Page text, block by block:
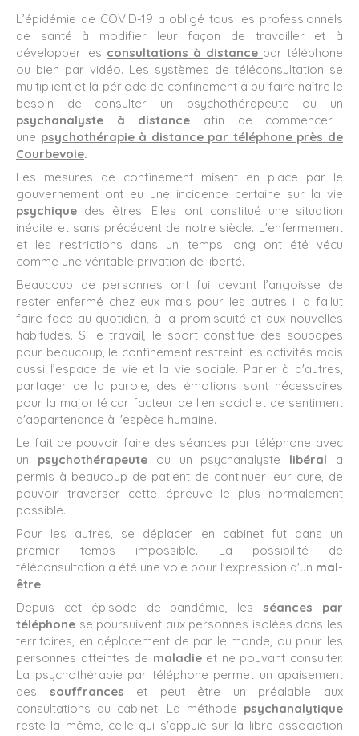
L’épidémie de COVID-19 a obligé tous les professionnels
de santé à modifier leur façon de travailler et à
développer les consultations à distance par téléphone
ou bien par vidéo. Les systèmes de téléconsultation se
multiplient et la période de confinement a pu faire naître le
besoin de consulter un psychothérapeute ou un
psychanalyste à distance afin de commencer
une psychothérapie à distance par téléphone près de
Courbevoie.
Les mesures de confinement misent en place par le
gouvernement ont eu une incidence certaine sur la vie
psychique des êtres. Elles ont constitué une situation
inédite et sans précédent de notre siècle. L'enfermement
et les restrictions dans un temps long ont été vécu
comme une véritable privation de liberté.
Beaucoup de personnes ont fui devant l’angoisse de
rester enfermé chez eux mais pour les autres il a fallut
faire face au quotidien, à la promiscuité et aux nouvelles
habitudes. Si le travail, le sport constitue des soupapes
pour beaucoup, le confinement restreint les activités mais
aussi l’espace de vie et la vie sociale. Parler à d'autres,
partager de la parole, des émotions sont nécessaires
pour la majorité car facteur de lien social et de sentiment
d'appartenance à l'espèce humaine.
Le fait de pouvoir faire des séances par téléphone avec
un psychothérapeuteou un psychanalyste libéral a
permis à beaucoup de patient de continuer leur cure, de
pouvoir traverser cette épreuve le plus normalement
possible.
Pour les autres, se déplacer en cabinet fut dans un
premier temps impossible. La possibilité de
téléconsultation a été une voie pour l'expression d'un mal-
être.
Depuis cet épisode de pandémie, lesséances par
téléphone se poursuivent aux personnes isolées dans les
territoires, en déplacement de par le monde, ou pour les
personnes atteintes de maladie et ne pouvant consulter.
La psychothérapie par téléphone permet un apaisement
des souffrances et peut être un préalable aux
consultations au cabinet. La méthode psychanalytique
reste la même, celle qui s'appuie sur la libre association